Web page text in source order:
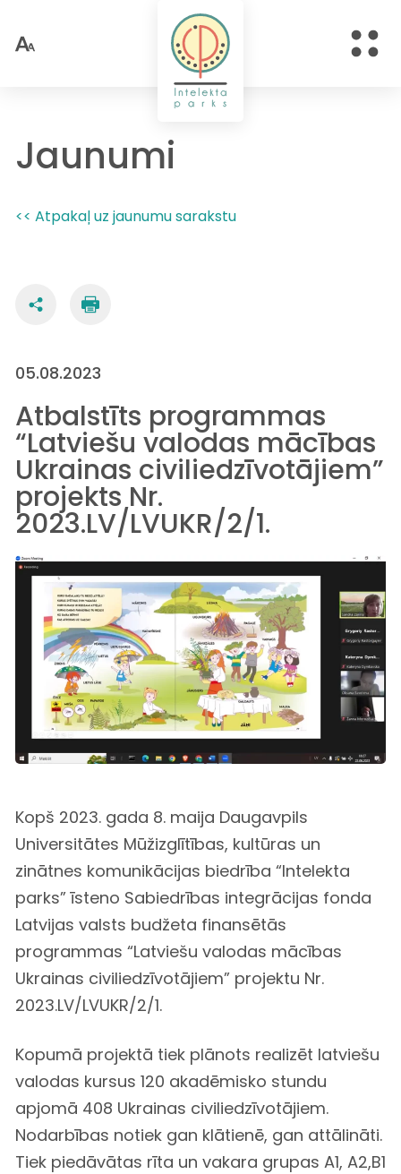
Jaunumi
<< Atpakaļ uz jaunumu sarakstu
05.08.2023
Atbalstīts programmas
“Latviešu valodas mācības
Ukrainas civiliedzīvotājiem”
projekts Nr.
2023.LV/LVUKR/2/1.
Kopš 2023. gada 8. maija Daugavpils
Universitātes Mūžizglītības, kultūras un
zinātnes komunikācijas biedrība “Intelekta
parks” īsteno Sabiedrības integrācijas fonda
Latvijas valsts budžeta finansētās
programmas “Latviešu valodas mācības
Ukrainas civiliedzīvotājiem” projektu Nr.
2023.LV/LVUKR/2/1.
Kopumā projektā tiek plānots realizēt latviešu
valodas kursus 120 akadēmisko stundu
apjomā 408 Ukrainas civiliedzīvotājiem.
Nodarbības notiek gan klātienē, gan attālināti.
Tiek piedāvātas rīta un vakara grupas A1, A2,B1